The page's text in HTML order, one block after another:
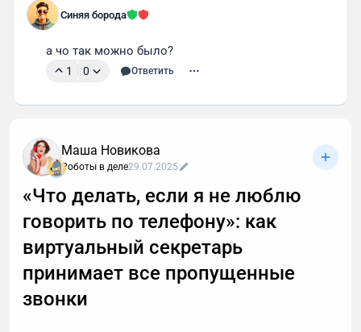
Синяя борода
1 0 Ответить
Маша Новикова
Роботы в деле29.07.2025
«Что делать, если я не люблю
говорить по телефону»: как
виртуальный секретарь
принимает все пропущенные
звонки